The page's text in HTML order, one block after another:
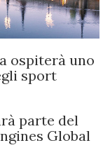
ospiterà uno
sport
parte del
Global